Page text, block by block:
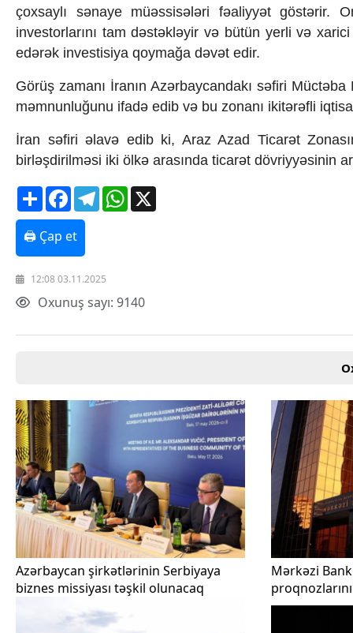
Texnologiya
Mətbuat-150
Əlaqə
çoxsayl ı sənaye müəssisələri fəaliyyət göstərir.
investorlarını tam dəstəkləyir və bütün yerli və xarici
edərək investisiya qoymağa dəvət edir.
Görüş zamanı İranın Azərbaycandakı səfiri Müctəba
məmnunluğunu ifadə edib və bu zonanı ikitərəfli
İran səfiri əlavə edib ki, Araz Azad Ticarət
birləşdirilməsi iki ölkə arasında ticarət dövriyyəsinin
ShareFacebookTelegramWhatsApp
🖨 Çap et
12:08 03.11.2025
Oxunuş sayı: 9140
Azərbaycan şirkətlərinin Serbiyaya
biznes missiyası təşkil olunacaq
Mərkəzi
proqnozlarını